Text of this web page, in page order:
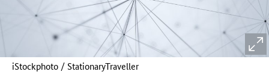
iStockphoto / StationaryTraveller